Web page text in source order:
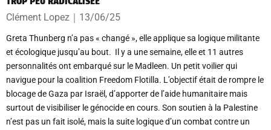
Clément Lopez ｜ 13/06/25
Greta Thunberg n’a pas « changé », elle applique sa logique militante
et écologique jusqu’au bout. Il y a une semaine, elle et 11 autres
personnalités ont embarqué sur le Madleen. Un petit voilier qui
navigue pour la coalition Freedom Flotilla. L’objectif était de rompre le
blocage de Gaza par Israël, d’apporter de l’aide humanitaire mais
surtout de visibiliser le génocide en cours. Son soutien à la Palestine
n’est pas un fait isolé, mais la suite logique d’un combat contre un